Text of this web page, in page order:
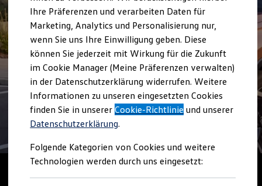
Kombis
Kompaktwagen
Sportwagen
Schnell verfügbare Fahrzeuge
Angebote und Produkte
Aktuelle Angebote
E-Auto-Förderung
Volkswagen Marktplatz
Die ENERGY Sondermodelle
Junge Gebrauchtwagen und Gebrauchtwagen
Volkswagen Zertifizierte Gebrauchtwagen
Elektromobilität bei Gebrauchtwagen
Saisonangebote
Reifenpakete
Leasing
Leasing-Angebote
Ihre Präferenzen und verarbeiten Daten für
Marketing, Analytics und Personalisierung nur,
wenn Sie uns Ihre Einwilligung geben. Diese
können Sie jederzeit mit Wirkung für die Zukunft
im Cookie Manager (Meine Präferenzen verwalten)
in der Datenschutzerklärung widerrufen. Weitere
Informationen zu unseren eingesetzten Cookies
finden Sie in unsererCookie-Richtlinie und unserer
Datenschutzerklärung.
Folgende Kategorien von Cookies und weitere
Technologien werden durch uns eingesetzt: